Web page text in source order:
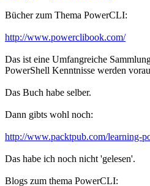
Bücher zum Thema PowerCLI:
http://www.powerclibook.com/
Das ist eine Umfangreiche
PowerShell Kenntnisse werden
Das Buch habe selber.
Dann gibts wohl noch:
http://www.packtpub.com/learning-
Das habe ich noch nicht 'gelesen'.
Blogs zum thema PowerCLI: